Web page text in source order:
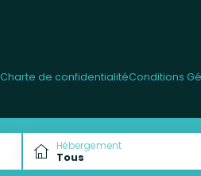
Hébergement
Charte de confidentialitéConditions